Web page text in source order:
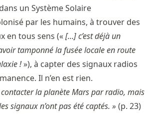
un Système Solaire
par les humains, à trouver des
en tous sens («[…] c’est déjà un
tamponné la fusée locale en route
!»), à capter des signaux radios
Il n’en est rien.
contacter la planète Mars par radio, mais
signaux n’ont pas été captés. » (p. 23)